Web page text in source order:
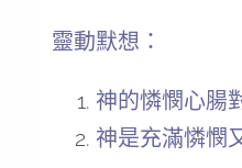
靈動默想：
神的憐憫心腸
神是充滿憐憫